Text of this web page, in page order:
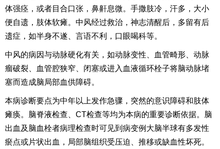
体强痉，或者目合口张，鼻鼾息微。手撒肢冷，汗多，大小
便自遗，肢体软瘫。中风经过救治，神志清醒后，多留有后
遗症，如半身不遂、言语不利，口眼喝科等。
中风的病因与动脉硬化有关，如动脉变性、血管畸形、动脉
瘤破裂、血管腔狭窄、闭塞或进入血液循环栓子将脑动脉堵
塞而造成脑局部血供障碍。
本病诊断要点为中年以上发作急骤，突然的意识障碍和肢体
瘫痪。脑脊液检查、CT检查等均为本病的重要诊断依据。脑
出血及脑血栓者病理检查时可见到病变例大脑半球有多发性
瘀点或片状出血，局部脑组织受压迫、推移或缺血性坏死。